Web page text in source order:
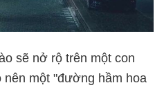
sẽ nở rộ trên một con
một "đường hầm hoa